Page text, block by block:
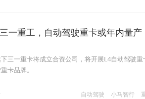
一重工，自动驾驶重卡或年内量产
三一重卡将成立合资公司，将开展L4自动驾驶重
卡品牌。
自动驾驶 小马智行